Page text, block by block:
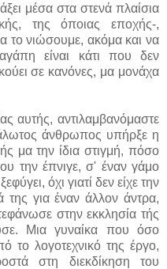
μέσα στα στενά πλαίσια
της όποιας εποχής-,
το νιώσουμε, ακόμα και να
είναι κάτι που δεν
σε κανόνες, μα μονάχα
αυτής, αντιλαμβανόμαστε
άνθρωπος υπήρξε η
μα την ίδια στιγμή, πόσο
την έπνιγε, σ' έναν γάμο
όχι γιατί δεν είχε την
της για έναν άλλον άντρα,
στην εκκλησία τής
Μια γυναίκα που όσο
το λογοτεχνικό της έργο,
στη διεκδίκηση του